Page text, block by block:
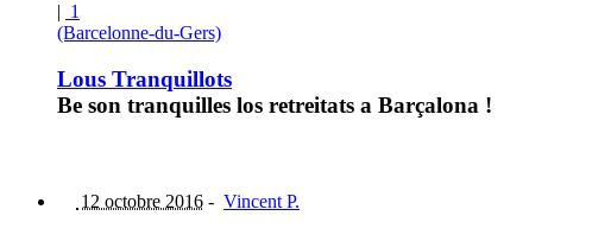
| 1
(Barcelonne-du-Gers)
Lous Tranquillots
Be son tranquilles los retreitats a Barçalona !
12 octobre 2016 - Vincent P.